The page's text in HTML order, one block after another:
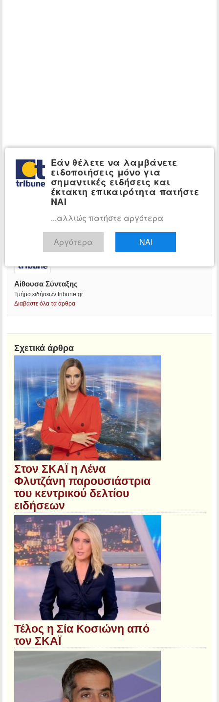
Αίθουσα Σύνταξης
Τμήμα ειδήσεων tribune.gr
Διαβάστε όλα τα άρθρα
Σχετικά άρθρα
Στον ΣΚΑΪ η Λένα
Φλυτζάνη παρουσιάστρια
του κεντρικού δελτίου
ειδήσεων
Τέλος η Σία Κοσιώνη από
τον ΣΚΑΪ
Εάν θέλετε να λαμβάνετε
ειδοποιήσεις μόνο για
σημαντικές ειδήσεις και
έκτακτη επικαιρότητα πατήστε
ΝΑΙ
...αλλιώς πατήστε αργότερα
Αργότερα ΝΑΙ